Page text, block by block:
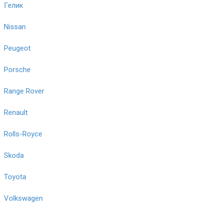
Гелик
Nissan
Peugeot
Porsche
Range Rover
Renault
Rolls-Royce
Skoda
Toyota
Volkswagen